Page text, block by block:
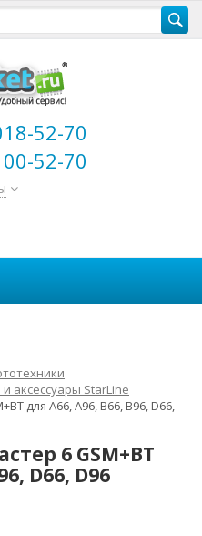
52-70
52-70
и аксессуары StarLine
для A66, A96, B66, B96, D66,
6 GSM+BT
D66, D96